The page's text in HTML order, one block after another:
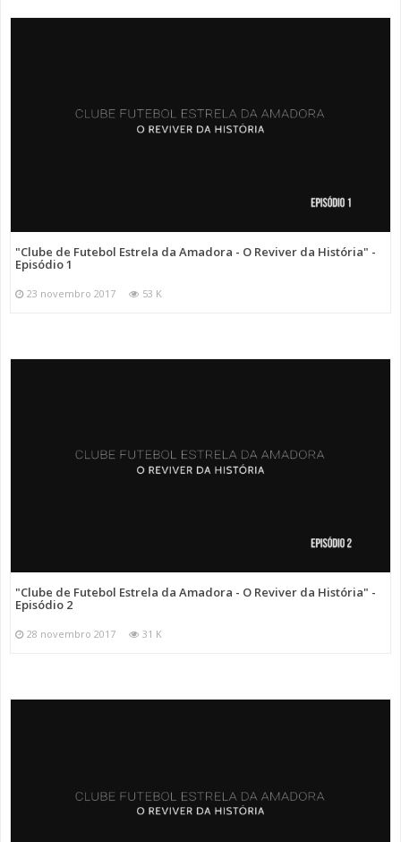
"Clube de Futebol Estrela da Amadora - O Reviver da História" -
Episódio 1
23 novembro 2017 53 K
"Clube de Futebol Estrela da Amadora - O Reviver da História" -
Episódio 2
28 novembro 2017 31 K